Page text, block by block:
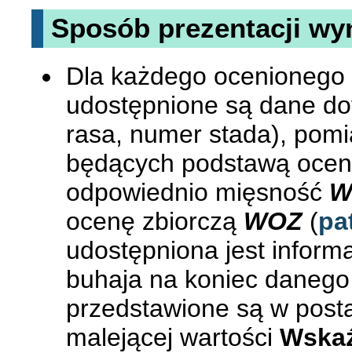
Sposób prezentacji
Dla każdego
udostępnione są dane
rasa, numer stada),
będących podstawą
odpowiednio mięsność
ocenę zbiorczą WOZ(
udostępniona jest
buhaja na koniec
przedstawione są w
malejącej wartości